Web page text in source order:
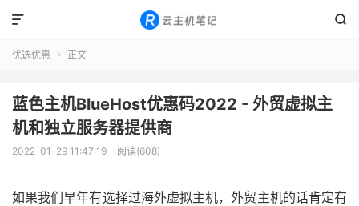


优选优惠  正文
蓝色主机BlueHost优惠码2022 - 外贸虚拟主
机和独立服务器提供商
2022-01-29 11:47:19 阅读(608)
如果我们早年有选择过海外虚拟主机，外贸主机的话肯定有